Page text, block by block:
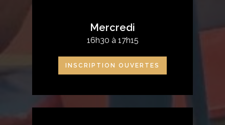
Mercredi
16h30 à 17h15
INSCRIPTION OUVERTES